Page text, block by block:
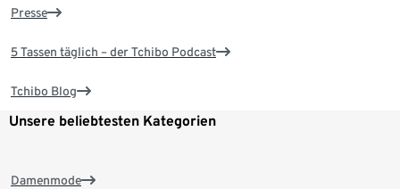
Presse
5 Tassen täglich – der Tchibo Podcast
Tchibo Blog
Unsere beliebtesten Kategorien
Damenmode